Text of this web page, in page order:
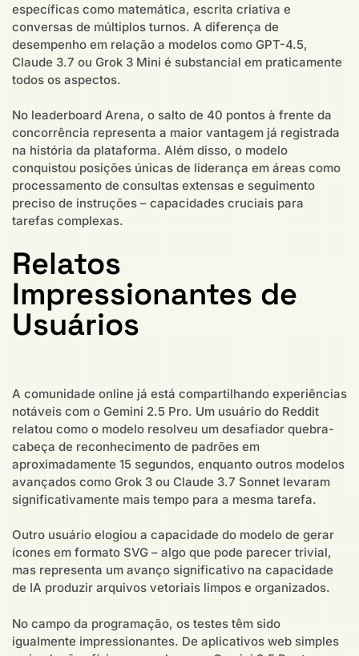
específicas como matemática, escrita criativa e
conversas de múltiplos turnos. A diferença de
desempenho em relação a modelos como GPT-4.5,
Claude 3.7 ou Grok 3 Mini é substancial em praticamente
todos os aspectos.
No leaderboard Arena, o salto de 40 pontos à frente da
concorrência representa a maior vantagem já registrada
na história da plataforma. Além disso, o modelo
conquistou posições únicas de liderança em áreas como
processamento de consultas extensas e seguimento
preciso de instruções – capacidades cruciais para
tarefas complexas.
Relatos
Impressionantes de
Usuários
A comunidade online já está compartilhando experiências
notáveis com o Gemini 2.5 Pro. Um usuário do Reddit
relatou como o modelo resolveu um desafiador quebra-
cabeça de reconhecimento de padrões em
aproximadamente 15 segundos, enquanto outros modelos
avançados como Grok 3 ou Claude 3.7 Sonnet levaram
significativamente mais tempo para a mesma tarefa.
Outro usuário elogiou a capacidade do modelo de gerar
ícones em formato SVG – algo que pode parecer trivial,
mas representa um avanço significativo na capacidade
de IA produzir arquivos vetoriais limpos e organizados.
No campo da programação, os testes têm sido
igualmente impressionantes. De aplicativos web simples